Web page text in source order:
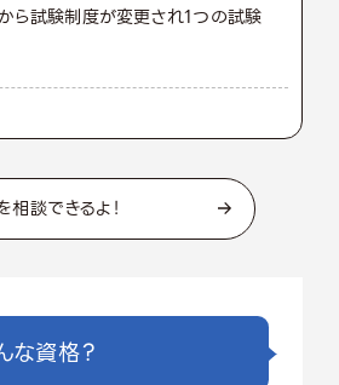
ら試験制度が変更され1つの試験
談できるよ！
な資格？